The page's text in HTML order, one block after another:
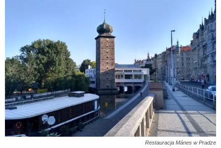
Restauracja Mánes w Pradze